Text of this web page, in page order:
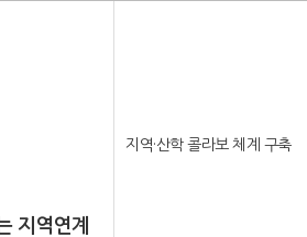
지역연계
지역·산학 콜라보 체계 구축